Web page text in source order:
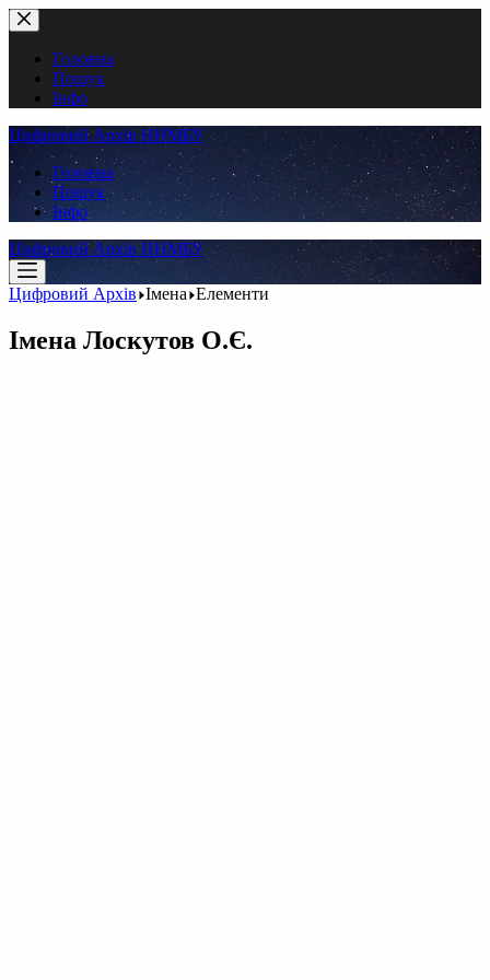
Перейти
до
вмістуГоловна
Пошук
Інфо
Цифровий Архів ННМБУ
Головна
Пошук
Інфо
Цифровий Архів ННМБУ
Цифровий Архів Імена Елементи
Імена Лоскутов О.Є.